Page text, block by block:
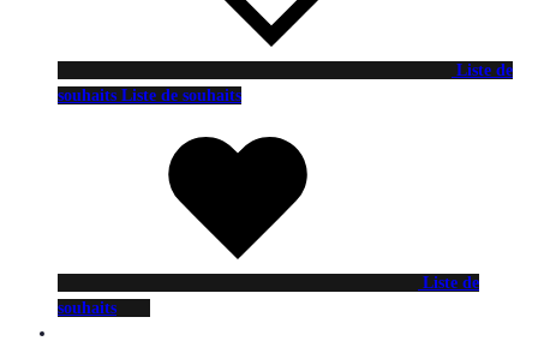
Liste de
souhaits Liste de souhaits
Liste de
souhaits